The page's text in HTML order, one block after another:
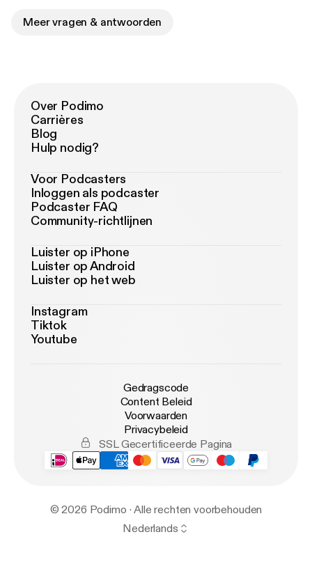
Meer vragen & antwoorden
Over Podimo
Carrières
Blog
Hulp nodig?
Voor Podcasters
Inloggen als podcaster
Podcaster FAQ
Community-richtlijnen
Luister op iPhone
Luister op Android
Luister op het web
Instagram
Tiktok
Youtube
Gedragscode
Content Beleid
Voorwaarden
Privacybeleid
SSL Gecertificeerde Pagina
© 2026 Podimo · Alle rechten voorbehouden
Nederlands